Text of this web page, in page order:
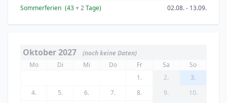
Sommerferien (43+ 2Tage) 02.08. - 13.09.
Oktober 2027
(noch keine Daten)
Mo
Di Mi Do Fr Sa
So
1.
2.
3.
4.
5. 6. 7. 8. 9.
10.